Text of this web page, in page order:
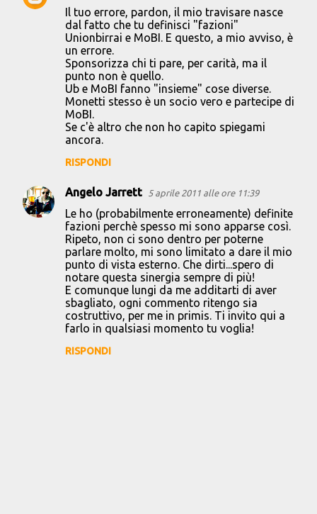
Il tuo errore, pardon, il mio travisare nasce
dal fatto che tu definisci "fazioni"
Unionbirrai e MoBI. E questo, a mio avviso, è
un errore.
Sponsorizza chi ti pare, per carità, ma il
punto non è quello.
Ub e MoBI fanno "insieme" cose diverse.
Monetti stesso è un socio vero e partecipe di
MoBI.
Se c'è altro che non ho capito spiegami
ancora.
RISPONDI
Angelo Jarrett 5 aprile 2011 alle ore 11:39
Le ho (probabilmente erroneamente) definite
fazioni perchè spesso mi sono apparse così.
Ripeto, non ci sono dentro per poterne
parlare molto, mi sono limitato a dare il mio
punto di vista esterno. Che dirti...spero di
notare questa sinergia sempre di più!
E comunque lungi da me additarti di aver
sbagliato, ogni commento ritengo sia
costruttivo, per me in primis. Ti invito qui a
farlo in qualsiasi momento tu voglia!
RISPONDI